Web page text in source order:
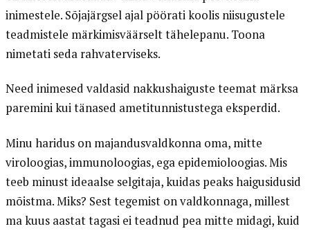
inimestele. Sõjajärgsel ajal pöörati koolis niisugustele
teadmistele märkimisväärselt tähelepanu. Toona
nimetati seda rahvaterviseks.
Need inimesed valdasid nakkushaiguste teemat märksa
paremini kui tänased ametitunnistustega eksperdid.
Minu haridus on majandusvaldkonna oma, mitte
viroloogias, immunoloogias, ega epidemioloogias. Mis
teeb minust ideaalse selgitaja, kuidas peaks haigusidusid
mõistma. Miks? Sest tegemist on valdkonnaga, millest
ma kuus aastat tagasi ei teadnud pea mitte midagi, kuid